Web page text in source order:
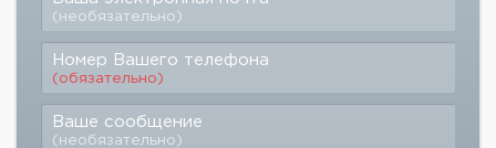
(необязательно)
Номер Вашего телефона
(обязательно)
Ваше сообщение
(необязательно)